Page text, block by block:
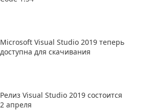
Microsoft Visual Studio 2019 теперь
доступна для скачивания
Релиз Visual Studio 2019 состоится
2 апреля